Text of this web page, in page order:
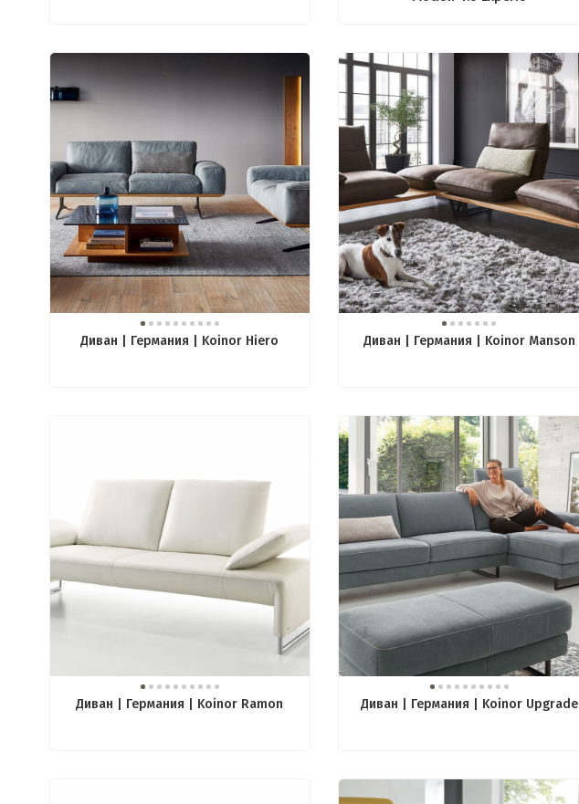
Диван | Германия | Koinor Hiero Диван | Германия | Koinor Manson
Диван | Германия | Koinor Ramon Диван | Германия | Koinor Upgrade